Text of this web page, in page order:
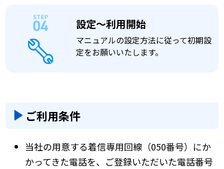
設定～利用開始
マニュアルの設定方法に従って初期設
定をお願いいたします。
ご利用条件
当社の用意する着信専用回線（050番号）にか
かってきた電話を、ご登録いただいた電話番号